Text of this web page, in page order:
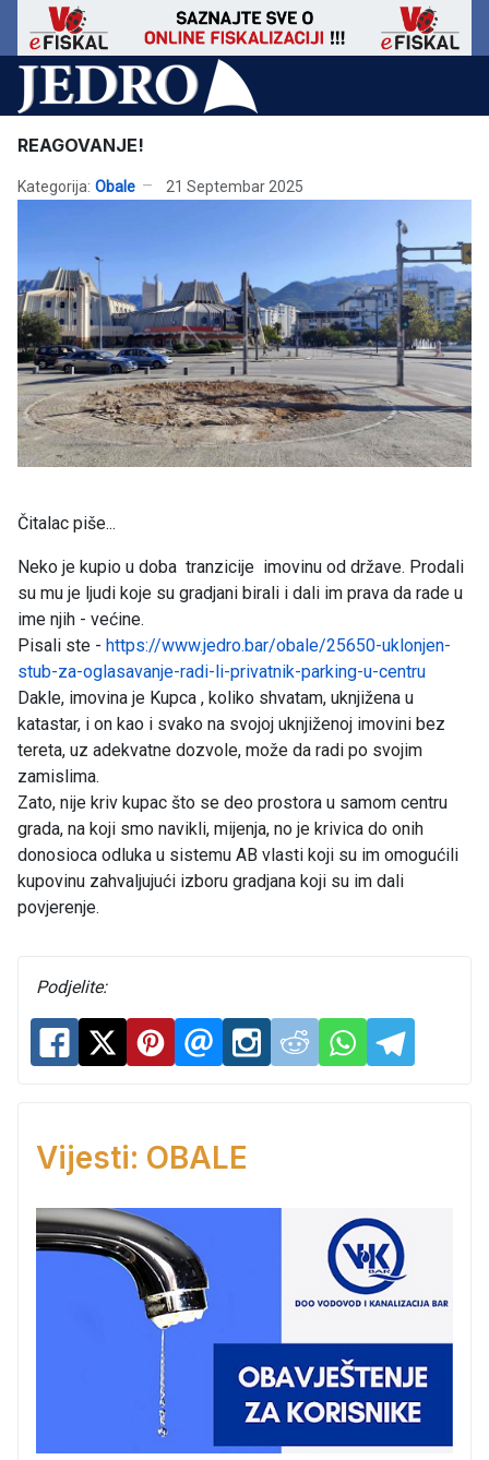
REAGOVANJE!
Kategorija: Obale 21 Septembar 2025
Čitalac piše...
Neko je kupio u doba tranzicije imovinu od države. Prodali
su mu je ljudi koje su gradjani birali i dali im prava da rade u
ime njih - većine.
Pisali ste - https://www.jedro.bar/obale/25650-uklonjen-
stub-za-oglasavanje-radi-li-privatnik-parking-u-centru
Dakle, imovina je Kupca , koliko shvatam, uknjižena u
katastar, i on kao i svako na svojoj uknjiženoj imovini bez
tereta, uz adekvatne dozvole, može da radi po svojim
zamislima.
Zato, nije kriv kupac što se deo prostora u samom centru
grada, na koji smo navikli, mijenja, no je krivica do onih
donosioca odluka u sistemu AB vlasti koji su im omogućili
kupovinu zahvaljujući izboru gradjana koji su im dali
povjerenje.
Podjelite:
Vijesti: OBALE